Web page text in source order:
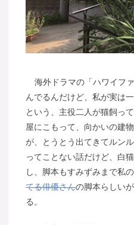
海外ドラマの「ハワイフ
んでるんだけど、私が実は
という、主役二人が猫飼っ
屋にこもって、向かいの建
が、とうとう出てきてルン
ってことない話だけど、白
し、脚本もすみずみまで私
てる俳優さんの脚本らしい
る。